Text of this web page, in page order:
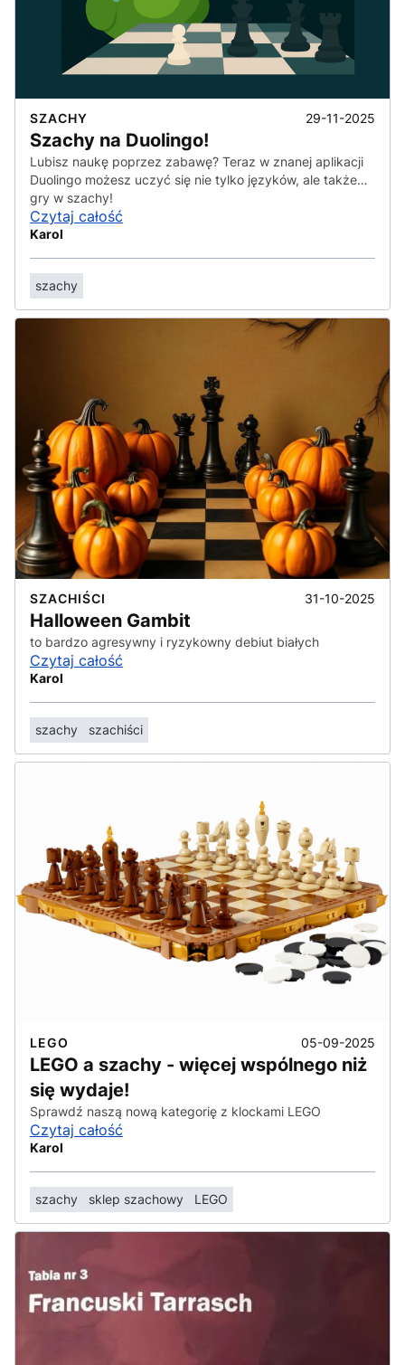
SZACHY 29-11-2025
Szachy na Duolingo!
Lubisz naukę poprzez zabawę? Teraz w znanej aplikacji
Duolingo możesz uczyć się nie tylko języków, ale także…
gry w szachy!
Czytaj całość
Karol
szachy
SZACHIŚCI 31-10-2025
Halloween Gambit
to bardzo agresywny i ryzykowny debiut białych
Czytaj całość
Karol
szachy szachiści
LEGO 05-09-2025
LEGO a szachy - więcej wspólnego niż
się wydaje!
Sprawdź naszą nową kategorię z klockami LEGO
Czytaj całość
Karol
szachy sklep szachowy LEGO